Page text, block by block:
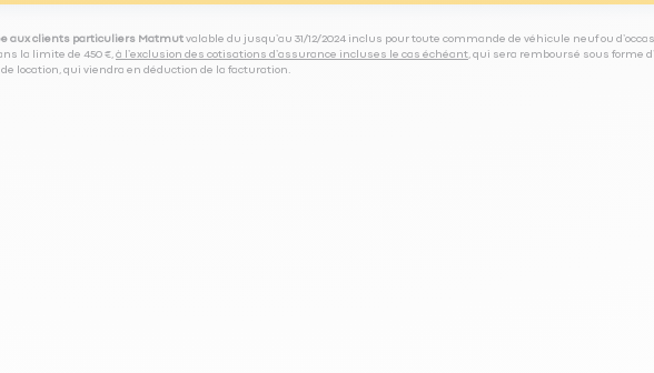
aux clients particuliers Matmut valable du jusqu’au 31/12/2024 inclus pour toute commande de véhicule neuf ou
dans la limite de 450 €,à l’exclusion des cotisations d’assurance incluses le cas échéant, qui sera remboursé sous forme
location, qui viendra en déduction de la facturation.